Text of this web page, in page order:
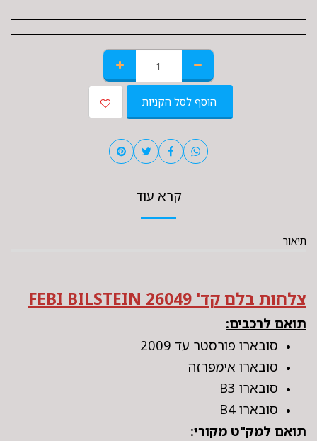
הוסף לסל הקניות
קרא עוד
תיאור
צלחות בלם קד' FEBI BILSTEIN 26049
תואם לרכבים:
סובארו פורסטר עד 2009
סובארו אימפרזה
סובארו B3
סובארו B4
תואם למק"ט מקורי: